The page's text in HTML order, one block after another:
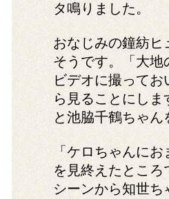
タ鳴りました。
おなじみの鐘紡
そうです。「大
ビデオに撮って
ら見ることにし
と池脇千鶴ちゃ
「ケロちゃんに
を見終えたとこ
シーンから知世